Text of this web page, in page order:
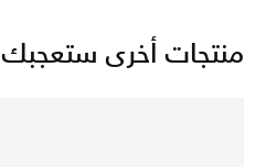
منتجات أخرى ستعجبك